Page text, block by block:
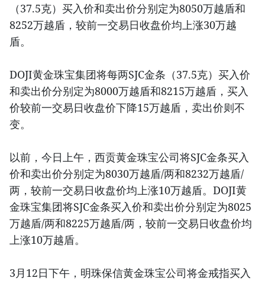
（37.5克）买入价和卖出价分别定为8050万越盾和
8252万越盾，较前一交易日收盘价均上涨30万越
盾。
DOJI黄金珠宝集团将每两SJC金条（37.5克）买入价
和卖出价分别定为8000万越盾和8215万越盾，买入
价较前一交易日收盘价下降15万越盾，卖出价则不
变。
以前，今日上午，西贡黄金珠宝公司将SJC金条买入
价和卖出价分别定为8030万越盾/两和8232万越盾/
两，较前一交易日收盘价均上涨10万越盾。DOJI黄
金珠宝集团将SJC金条买入价和卖出价分别定为8025
万越盾/两和8225万越盾/两，较前一交易日收盘价均
上涨10万越盾。
3月12日下午，明珠保信黄金珠宝公司将金戒指买入